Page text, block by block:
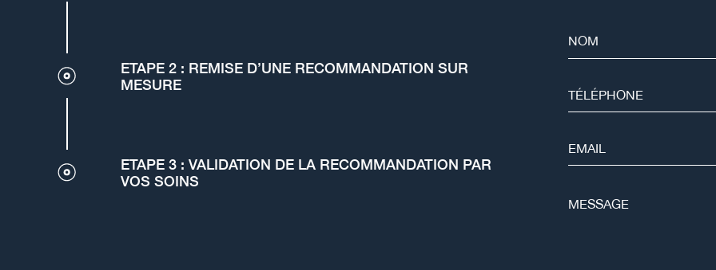
ETAPE 2 : REMISE D’UNE RECOMMANDATION SUR
MESURE
ETAPE 3 : VALIDATION DE LA RECOMMANDATION PAR
VOS SOINS